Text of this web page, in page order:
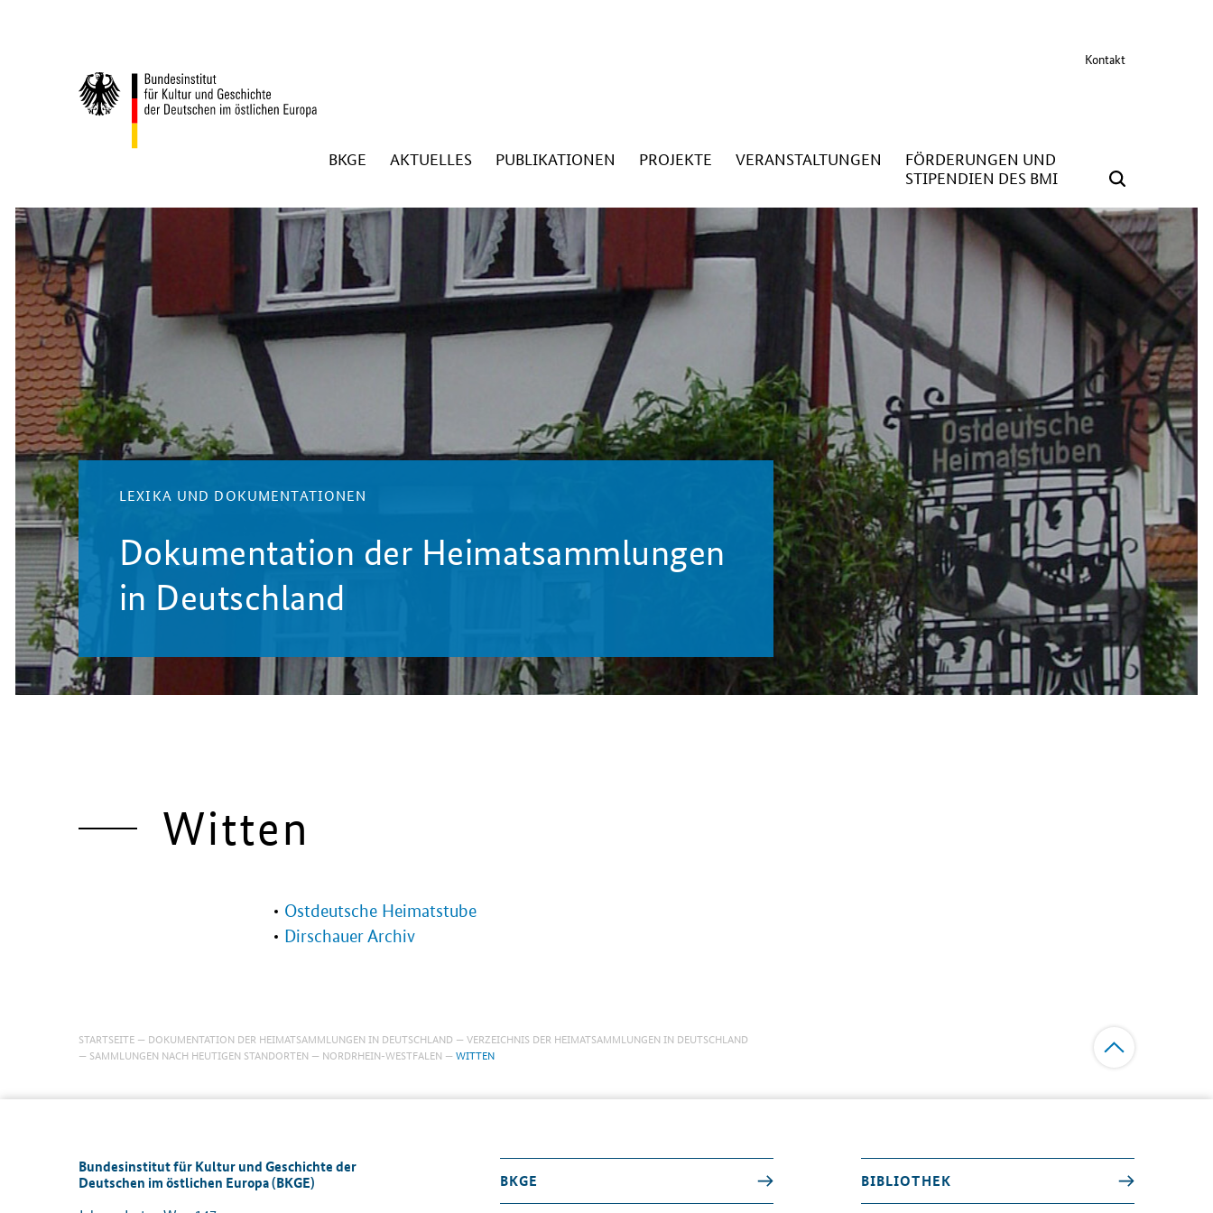
Kontakt
Zurück zur Startseite
BKGE AKTUELLES PUBLIKATIONEN PROJEKTE VERANSTALTUNGEN
FÖRDERUNGEN UND
STIPENDIEN DES BMI
LEXIKA UND DOKUMENTATIONEN
Dokumentation der Heimatsammlungen
in Deutschland
Witten
Ostdeutsche Heimatstube
Dirschauer Archiv
STARTSEITE DOKUMENTATION DER HEIMATSAMMLUNGEN IN DEUTSCHLAND
VERZEICHNIS DER HEIMATSAMMLUNGEN IN DEUTSCHLAND
SAMMLUNGEN NACH HEUTIGEN STANDORTEN
NORDRHEIN-WESTFALEN WITTEN
Bundesinstitut für Kultur und Geschichte der
Deutschen im östlichen Europa (BKGE)
BKGE BIBLIOTHEK